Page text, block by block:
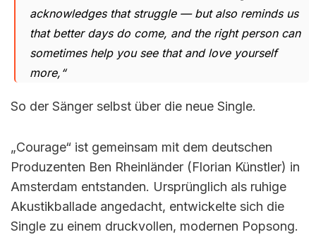
acknowledges that struggle — but also reminds us
that better days do come, and the right person can
sometimes help you see that and love yourself
more,“
So der Sänger selbst über die neue Single.
„Courage“ ist gemeinsam mit dem deutschen
Produzenten Ben Rheinländer (Florian Künstler) in
Amsterdam entstanden. Ursprünglich als ruhige
Akustikballade angedacht, entwickelte sich die
Single zu einem druckvollen, modernen Popsong.